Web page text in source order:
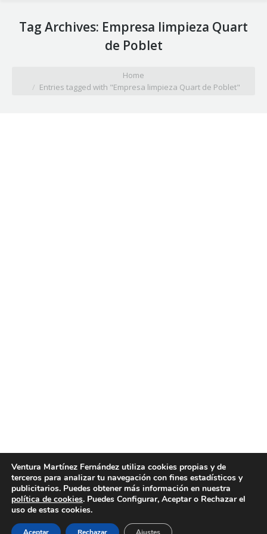
Tag Archives: Empresa limpieza Quart
de Poblet
Home
Entries tagged with "Empresa limpieza Quart de Poblet"
en Limpiezas Ventura, empresa líder y referente
en…
junio 13, 2017 Post By limpiezasventura
Ventura Martínez Fernández utiliza cookies propias y de
terceros para analizar tu navegación con fines estadísticos y
publicitarios. Puedes obtener más información en nuestra
política de cookies. Puedes Configurar, Aceptar o Rechazar el
uso de estas cookies.